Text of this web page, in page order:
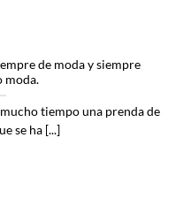
de moda y siempre
moda.
tiempo una prenda de
se ha [...]